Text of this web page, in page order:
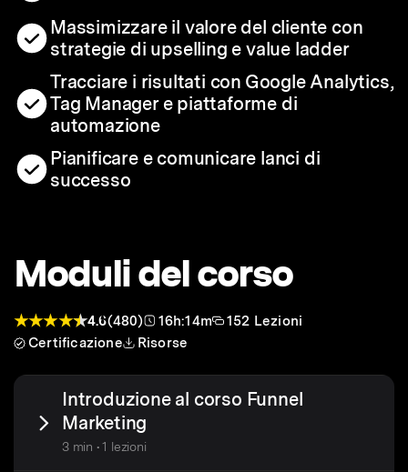
Massimizzare il valore del cliente con
strategie di upselling e value ladder
Tracciare i risultati con Google Analytics,
Tag Manager e piattaforme di
automazione
Pianificare e comunicare lanci di
successo
Moduli del corso
4.6(480) 16h:14m
152 Lezioni
Certificazione
Risorse
Introduzione al corso Funnel
Marketing
3 min • 1 lezioni